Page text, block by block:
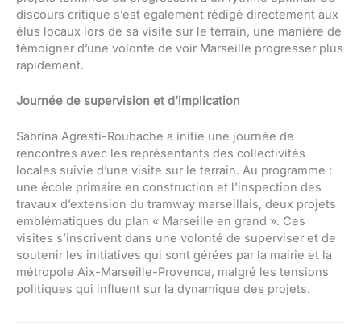
discours critique s’est également rédigé directement aux
élus locaux lors de sa visite sur le terrain, une manière de
témoigner d’une volonté de voir Marseille progresser plus
rapidement.
Journée de supervision et d’implication
Sabrina Agresti-Roubache a initié une journée de
rencontres avec les représentants des collectivités
locales suivie d’une visite sur le terrain. Au programme :
une école primaire en construction et l’inspection des
travaux d’extension du tramway marseillais, deux projets
emblématiques du plan « Marseille en grand ». Ces
visites s’inscrivent dans une volonté de superviser et de
soutenir les initiatives qui sont gérées par la mairie et la
métropole Aix-Marseille-Provence, malgré les tensions
politiques qui influent sur la dynamique des projets.